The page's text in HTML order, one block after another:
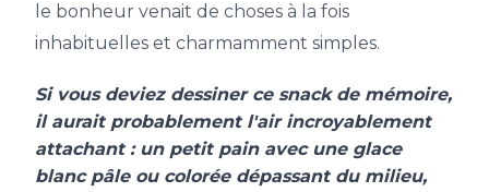
le bonheur venait de choses à la fois
inhabituelles et charmamment simples.
Si vous deviez dessiner ce snack de mémoire,
il aurait probablement l'air incroyablement
attachant : un petit pain avec une glace
blanc pâle ou colorée dépassant du milieu,